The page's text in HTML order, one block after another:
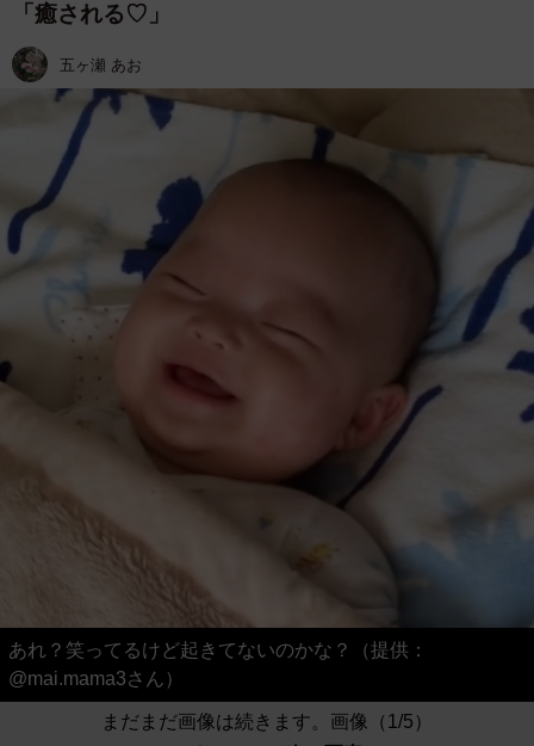
「癒される♡」
五ヶ瀬 あお
あれ？笑ってるけど起きてないのかな？（提供：
@mai.mama3さん）
まだまだ画像は続きます。画像（1/5）